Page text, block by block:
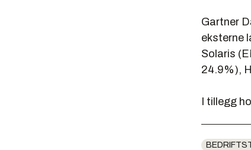
Gartner
eksterne
Solaris
24.9%),
I tillegg